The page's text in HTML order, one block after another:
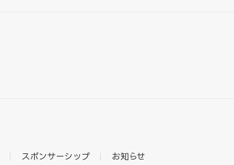
スポンサーシップ お知らせ